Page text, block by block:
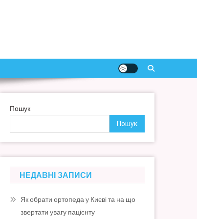
Пошук
Пошук
НЕДАВНІ ЗАПИСИ
Як обрати ортопеда у Києві та на що
звертати увагу пацієнту